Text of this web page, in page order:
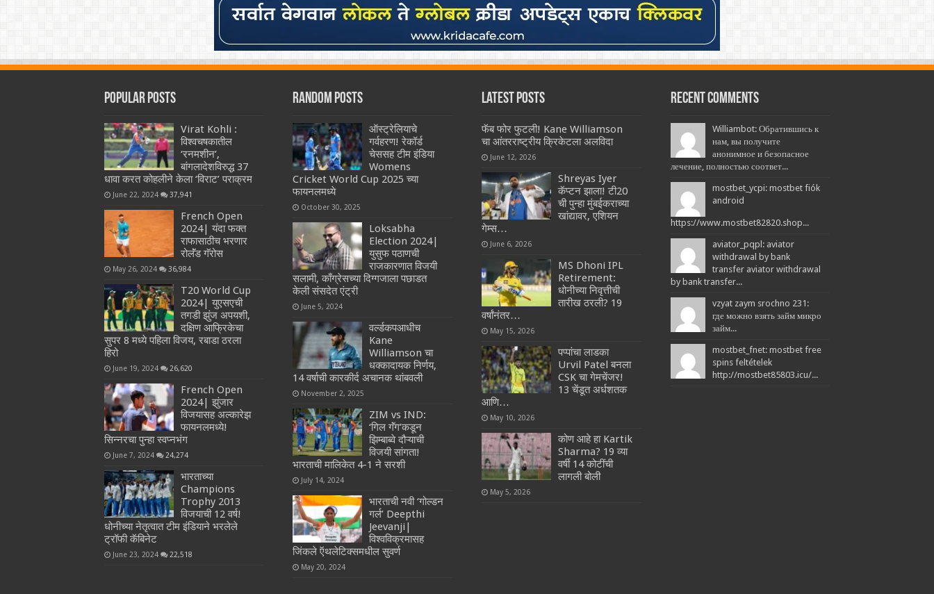
Popular Posts
Virat Kohli :
विश्वचषकातील
‘रनमशीन’,
बांगलादेशविरुद्ध 37
धावा करत कोहलीने केला ‘विराट’ पराक्रम
June 22, 2024 37,941
French Open
2024| यंदा फक्त
राफासाठीच भरणार
रोलॅंड गॅरोस
May 26, 2024 36,984
T20 World Cup
2024| युएसएची
तगडी झुंज अपयशी,
दक्षिण आफ्रिकेचा
सुपर 8 मध्ये पहिला विजय, रबाडा ठरला
हिरो
June 19, 2024 26,620
French Open
2024| झुंजार
विजयासह अल्कारेझ
फायनलमध्ये!
सिन्नरचा पुन्हा स्वप्नभंग
June 7, 2024 24,274
भारताच्या
Champions
Trophy 2013
विजयाची 12 वर्ष!
धोनीच्या नेतृत्वात टीम इंडियाने भरलेले
ट्रॉफी कॅबिनेट
June 23, 2024 22,518
Random Posts
ऑस्ट्रेलियाचे
गर्वहरण! रेकॉर्ड
चेससह टीम इंडिया
Womens
Cricket World Cup 2025 च्या
फायनलमध्ये
October 30, 2025
Loksabha
Election 2024|
युसुफ पठाणची
राजकारणात विजयी
सलामी, काँग्रेसच्या दिग्गजाला पछाडत
केली संसदेत एंट्री
June 5, 2024
वर्ल्डकपआधीच
Kane
Williamson चा
धक्कादायक निर्णय,
14 वर्षाची कारकीर्द अचानक थांबवली
November 2, 2025
ZIM vs IND:
‘गिल गॅंग’कडून
झिम्बाब्वे दौऱ्याची
विजयी सांगता!
भारताची मालिकेत 4-1 ने सरशी
July 14, 2024
भारताची नवी ‘गोल्डन
गर्ल’ Deepthi
Jeevanji|
विश्वविक्रमासह
जिंकले ऍथलेटिक्समधील सुवर्ण
May 20, 2024
Latest Posts
फॅब फोर फुटली! Kane Williamson
चा आंतरराष्ट्रीय क्रिकेटला अलविदा
June 12, 2026
Shreyas Iyer
कॅप्टन झाला! टी20
ची पुन्हा मुंबईकराच्या
खांद्यावर, एशियन
गेम्स…
June 6, 2026
MS Dhoni IPL
Retirement:
धोनीच्या निवृत्तीची
तारीख ठरली? 19
वर्षांनंतर…
May 15, 2026
पप्पांचा लाडका
Urvil Patel बनला
CSK चा गेमचेंजर!
13 चेंडूत अर्धशतक
आणि…
May 10, 2026
कोण आहे हा Kartik
Sharma? 19 व्या
वर्षी 14 कोटींची
लागली बोली
May 5, 2026
Recent Comments
Williambot: Обратившись к
нам, вы получите
анонимное и безопасное
лечение, полностью соответ...
mostbet_ycpi: mostbet fiók
android
https://www.mostbet82820.shop...
aviator_pqpl: aviator
withdrawal by bank
transfer aviator withdrawal
by bank transfer...
vzyat zaym srochno 231:
где можно взять займ микро
займ...
mostbet_fnet: mostbet free
spins feltételek
http://mostbet85803.icu/...